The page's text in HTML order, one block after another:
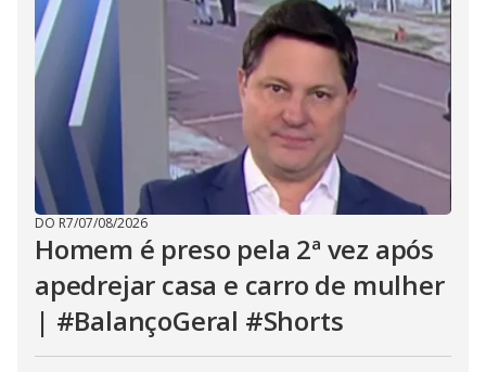
DO R7/07/08/2026
Homem é preso pela 2ª vez após
apedrejar casa e carro de mulher
| #BalançoGeral #Shorts